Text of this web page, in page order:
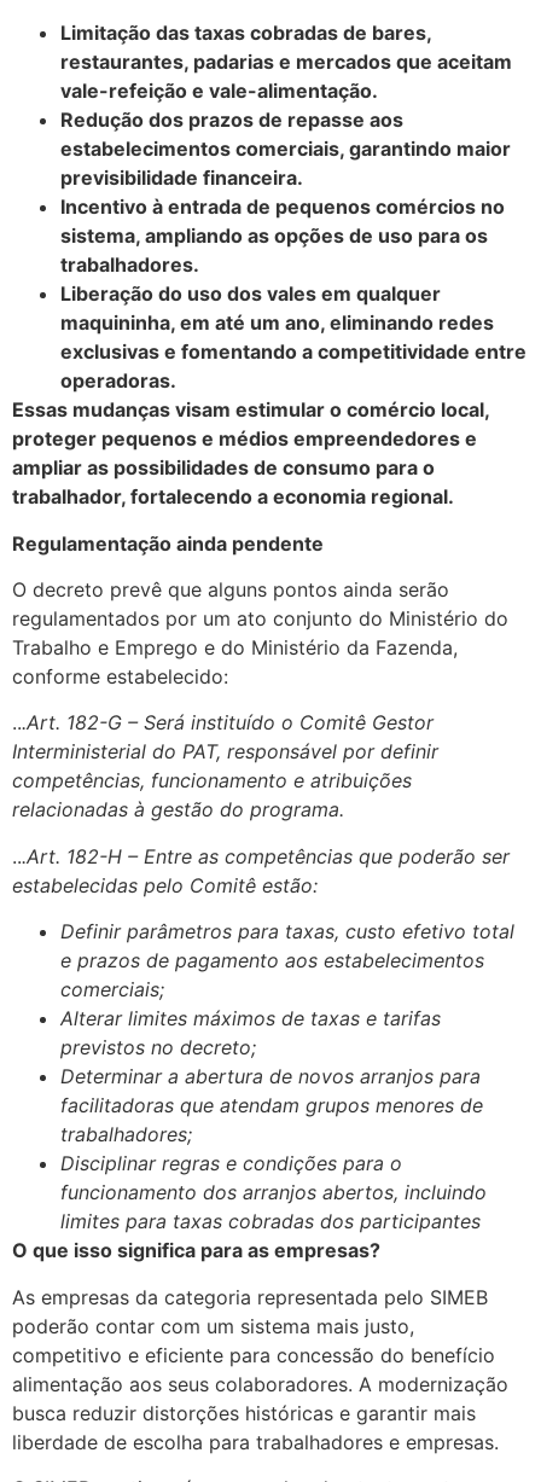
Limitação das taxas cobradas de bares,
restaurantes, padarias e mercados que aceitam
vale-refeição e vale-alimentação.
Redução dos prazos de repasse aos
estabelecimentos comerciais, garantindo maior
previsibilidade financeira.
Incentivo à entrada de pequenos comércios no
sistema, ampliando as opções de uso para os
trabalhadores.
Liberação do uso dos vales em qualquer
maquininha, em até um ano, eliminando redes
exclusivas e fomentando a competitividade entre
operadoras.
Essas mudanças visam estimular o comércio local,
proteger pequenos e médios empreendedores e
ampliar as possibilidades de consumo para o
trabalhador, fortalecendo a economia regional.
Regulamentação ainda pendente
O decreto prevê que alguns pontos ainda serão
regulamentados por um ato conjunto do Ministério do
Trabalho e Emprego e do Ministério da Fazenda,
conforme estabelecido:
...Art. 182-G – Será instituído o Comitê Gestor
Interministerial do PAT, responsável por definir
competências, funcionamento e atribuições
relacionadas à gestão do programa.
...Art. 182-H – Entre as competências que poderão ser
estabelecidas pelo Comitê estão:
Definir parâmetros para taxas, custo efetivo total
e prazos de pagamento aos estabelecimentos
comerciais;
Alterar limites máximos de taxas e tarifas
previstos no decreto;
Determinar a abertura de novos arranjos para
facilitadoras que atendam grupos menores de
trabalhadores;
Disciplinar regras e condições para o
funcionamento dos arranjos abertos, incluindo
limites para taxas cobradas dos participantes
O que isso significa para as empresas?
As empresas da categoria representada pelo SIMEB
poderão contar com um sistema mais justo,
competitivo e eficiente para concessão do benefício
alimentação aos seus colaboradores. A modernização
busca reduzir distorções históricas e garantir mais
liberdade de escolha para trabalhadores e empresas.